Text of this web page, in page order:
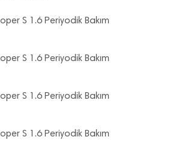
S 1.6 Periyodik Bakım
S 1.6 Periyodik Bakım
S 1.6 Periyodik Bakım
S 1.6 Periyodik Bakım